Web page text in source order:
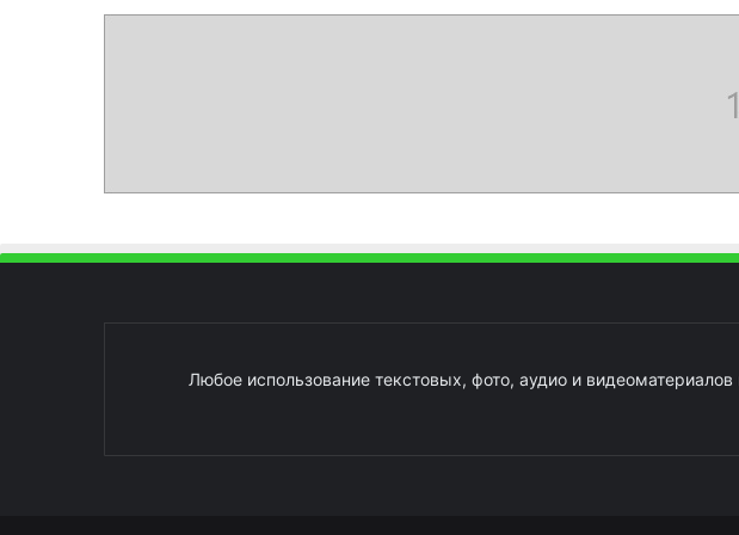
Любое использование текстовых, фото, аудио и